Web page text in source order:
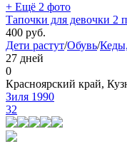
+ Ещё 2 фото
Тапочки для девочки 2
400 руб.
Дети растут/Обувь/
27 дней
0
Красноярский край,
Зиля 1990
32